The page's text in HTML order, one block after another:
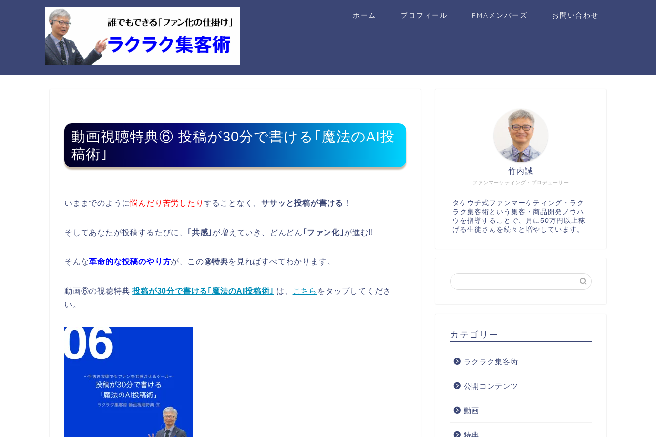
ホーム プロフィール FMAメンバーズ お問い合わせ
動画視聴特典⑥ 投稿が30分で書ける｢魔法のAI投
稿術｣
いままでのように悩んだり苦労したり することなく、ササッと投稿が書ける ！
そしてあなたが投稿するたびに、 ｢共感｣ が増えていき、どんどん ｢ファン化｣ が進む!!
そんな革命的な投稿のやり方が、この㊙特典を見ればすべてわかります。
動画⑥の視聴特典投稿が30分で書ける｢魔法のAI投稿術｣ は、 こちら をタップしてくださ
い。
ファンマーケティング・プロデューサー
竹内誠
タケウチ式ファンマーケティング・ラク
ラク集客術という集客・商品開発ノウハ
ウを指導することで、月に50万円以上稼
げる生徒さんを続々と増やしています。
カテゴリー
ラクラク集客術
公開コンテンツ
動画
特典